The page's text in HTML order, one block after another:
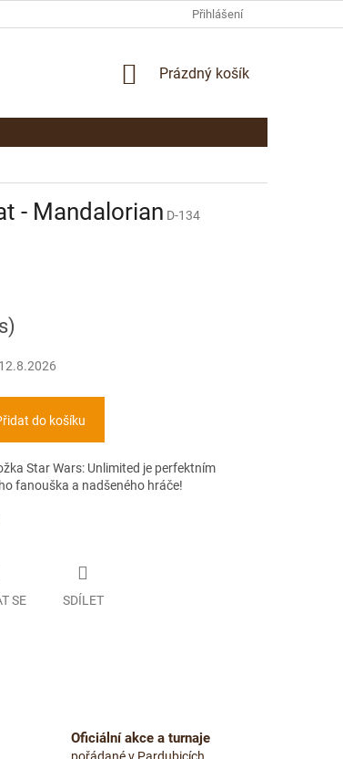
KONTAKTY
Přihlášení
NÁKUPNÍ
Prázdný košík
- Mandalorian D-134
12.8.2026
do košíku
Star Wars: Unlimited je perfektním
fanouška a nadšeného hráče!
SE SDÍLET
Oficiální akce a turnaje